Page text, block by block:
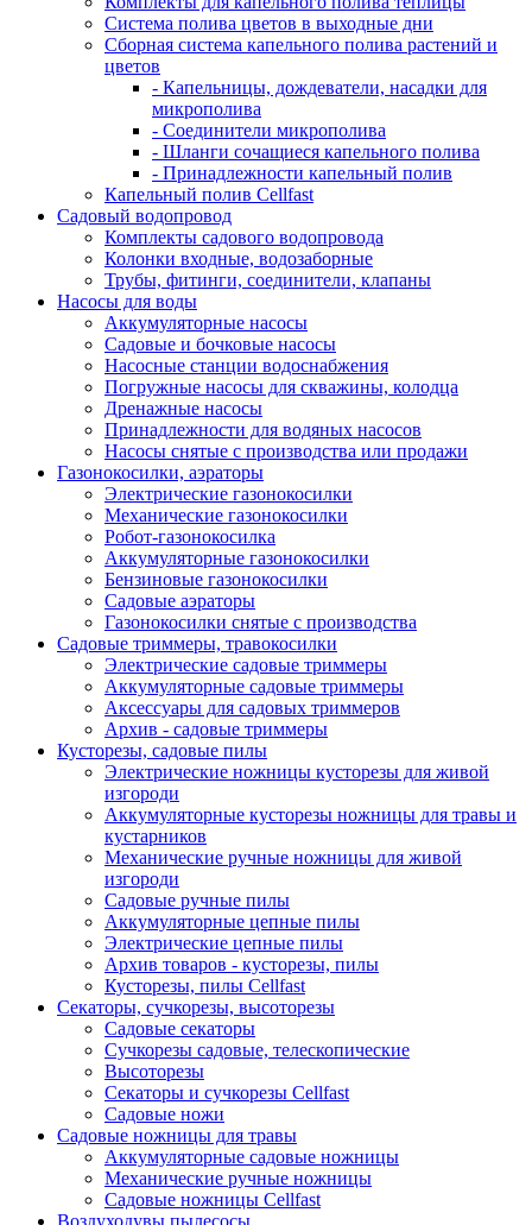
Система полива цветов в выходные дни
Сборная система капельного полива растений и
цветов
- Капельницы, дождеватели, насадки для
микрополива
- Соединители микрополива
- Шланги сочащиеся капельного полива
- Принадлежности капельный полив
Капельный полив Cellfast
Садовый водопровод
Комплекты садового водопровода
Колонки входные, водозаборные
Трубы, фитинги, соединители, клапаны
Насосы для воды
Аккумуляторные насосы
Садовые и бочковые насосы
Насосные станции водоснабжения
Погружные насосы для скважины, колодца
Дренажные насосы
Принадлежности для водяных насосов
Насосы снятые с производства или продажи
Газонокосилки, аэраторы
Электрические газонокосилки
Механические газонокосилки
Робот-газонокосилка
Аккумуляторные газонокосилки
Бензиновые газонокосилки
Садовые аэраторы
Газонокосилки снятые с производства
Садовые триммеры, травокосилки
Электрические садовые триммеры
Аккумуляторные садовые триммеры
Аксессуары для садовых триммеров
Архив - садовые триммеры
Кусторезы, садовые пилы
Электрические ножницы кусторезы для живой
изгороди
Аккумуляторные кусторезы ножницы для травы и
кустарников
Механические ручные ножницы для живой
изгороди
Садовые ручные пилы
Аккумуляторные цепные пилы
Электрические цепные пилы
Архив товаров - кусторезы, пилы
Кусторезы, пилы Cellfast
Секаторы, сучкорезы, высоторезы
Садовые секаторы
Сучкорезы садовые, телескопические
Высоторезы
Секаторы и сучкорезы Cellfast
Садовые ножи
Садовые ножницы для травы
Аккумуляторные садовые ножницы
Механические ручные ножницы
Садовые ножницы Cellfast
Воздуходувы пылесосы